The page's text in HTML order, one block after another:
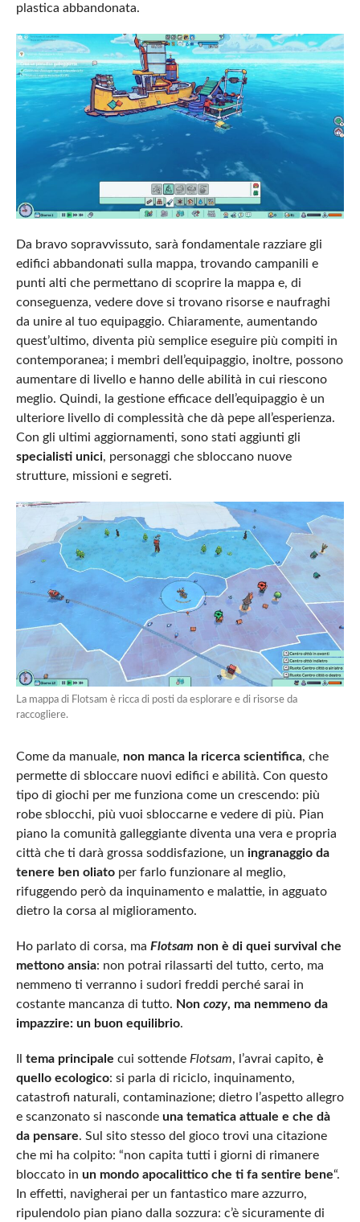
plastica abbandonata.
Da bravo sopravvissuto, sarà fondamentale razziare gli
edifici abbandonati sulla mappa, trovando campanili e
punti alti che permettano di scoprire la mappa e, di
conseguenza, vedere dove si trovano risorse e naufraghi
da unire al tuo equipaggio. Chiaramente, aumentando
quest’ultimo, diventa più semplice eseguire più compiti in
contemporanea; i membri dell’equipaggio, inoltre, possono
aumentare di livello e hanno delle abilità in cui riescono
meglio. Quindi, la gestione efficace dell’equipaggio è un
ulteriore livello di complessità che dà pepe all’esperienza.
Con gli ultimi aggiornamenti, sono stati aggiunti gli
specialisti unici, personaggi che sbloccano nuove
strutture, missioni e segreti.
La mappa di Flotsam è ricca di posti da esplorare e di risorse da
raccogliere.
Come da manuale, non manca la ricerca scientifica, che
permette di sbloccare nuovi edifici e abilità. Con questo
tipo di giochi per me funziona come un crescendo: più
robe sblocchi, più vuoi sbloccarne e vedere di più. Pian
piano la comunità galleggiante diventa una vera e propria
città che ti darà grossa soddisfazione, un ingranaggio da
tenere ben oliatoper farlo funzionare al meglio,
rifuggendo però da inquinamento e malattie, in agguato
dietro la corsa al miglioramento.
Ho parlato di corsa, ma Flotsam non è di quei survival che
mettono ansia: non potrai rilassarti del tutto, certo, ma
nemmeno ti verranno i sudori freddi perché sarai in
costante mancanza di tutto. Non cozy, ma nemmeno da
impazzire: un buon equilibrio.
tema principale cui sottende Flotsam, l’avrai capito, è
quello ecologico: si parla di riciclo, inquinamento,
catastrofi naturali, contaminazione; dietro l’aspetto allegro
e scanzonato si nasconde una tematica attuale e che dà
da pensare. Sul sito stesso del gioco trovi una citazione
che mi ha colpito: “non capita tutti i giorni di rimanere
bloccato in un mondo apocalittico che ti fa sentire bene“.
In effetti, navigherai per un fantastico mare azzurro,
ripulendolo pian piano dalla sozzura: c’è sicuramente di